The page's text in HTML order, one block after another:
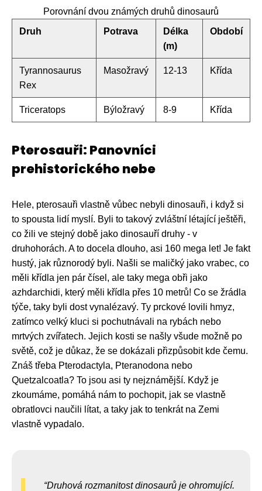
Porovnání dvou známých druhů dinosaurů
Druh
Potrava
Délka
(m)
Období
Tyrannosaurus
Rex
Masožravý 12-13 Křída
Triceratops Býložravý 8-9 Křída
Pterosauři: Panovníci
prehistorického nebe
Hele, pterosauři vlastně vůbec nebyli dinosauři, i když si
to spousta lidí myslí. Byli to takový zvláštní létající ještěři,
co žili ve stejný době jako dinosauří druhy - v
druhohorách. A to docela dlouho, asi 160 mega let! Je fakt
hustý, jak různorodý byli. Našli se maličký jako vrabec, co
měli křídla jen pár čísel, ale taky mega obři jako
azhdarchidi, který měli křídla přes 10 metrů! Co se žrádla
týče, taky byli dost vynalézavý. Ty prckové lovili hmyz,
zatímco velký kluci si pochutnávali na rybách nebo
mrtvých zvířatech. Jejich kosti se našly všude možně po
světě, což je důkaz, že se dokázali přizpůsobit kde čemu.
Znáš třeba Pterodactyla, Pteranodona nebo
Quetzalcoatla? To jsou asi ty nejznámější. Když je
zkoumáme, pomáhá nám to pochopit, jak se vlastně
obratlovci naučili lítat, a taky jak to tenkrát na Zemi
vlastně vypadalo.
Druhová rozmanitost dinosaurů je ohromující.